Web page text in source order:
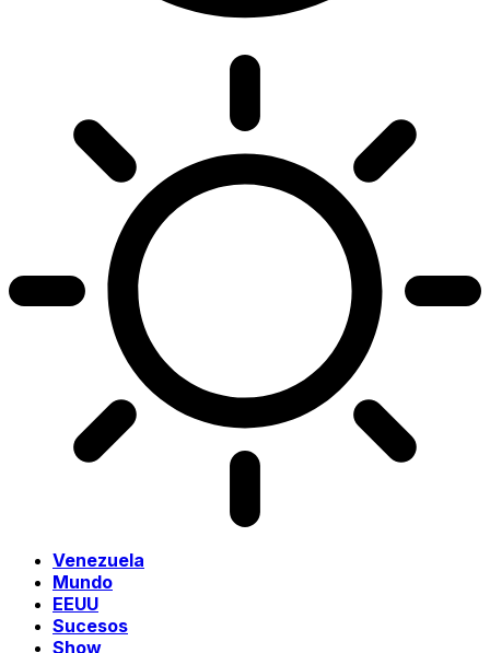
Venezuela
Mundo
EEUU
Sucesos
Show